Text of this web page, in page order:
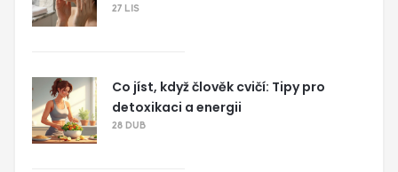
27 LIS
Co jíst, když člověk cvičí: Tipy pro
detoxikaci a energii
28 DUB